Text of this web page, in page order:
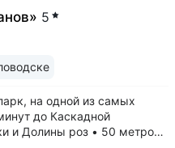
5
на одной из самых
до Каскадной
и Долины роз • 50 метров